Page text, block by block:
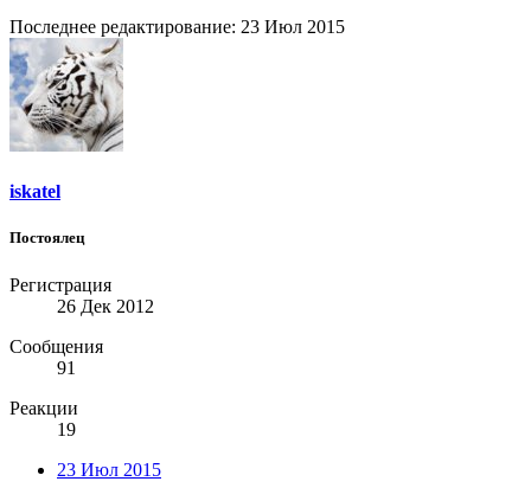
Последнее редактирование: 23 Июл 2015
iskatel
Постоялец
Регистрация
26 Дек 2012
Сообщения
91
Реакции
19
23 Июл 2015